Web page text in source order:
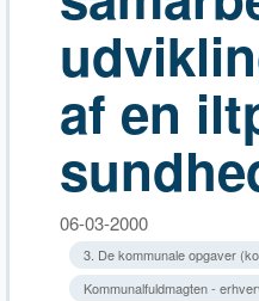
af en
06-03-2000
3. De kommunale opgaver
Kommunalfuldmagten -